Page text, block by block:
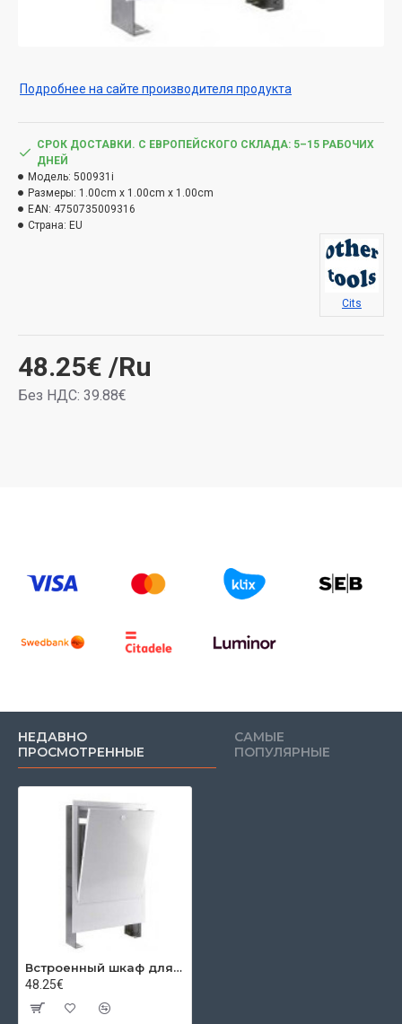
Подробнее на сайте производителя продукта
48.25€ /Ru
Без НДС: 39.88€
СРОК ДОСТАВКИ. С ЕВРОПЕЙСКОГО СКЛАДА: 5–15 РАБОЧИХ
ДНЕЙ
Модель: 500931i
Размеры: 1.00cm x 1.00cm x 1.00cm
EAN: 4750735009316
Страна: EU
Cits
НЕДАВНО
ПРОСМОТРЕННЫЕ
САМЫЕ
ПОПУЛЯРНЫЕ
Встроенный шкаф для коллекторов ((575-665mm) X (120-185mm) X 435mm) 4-6 места
48.25€